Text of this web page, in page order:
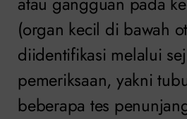
(organ kecil di bawah
diidentifikasi melalui
pemeriksaan, yakni
beberapa tes